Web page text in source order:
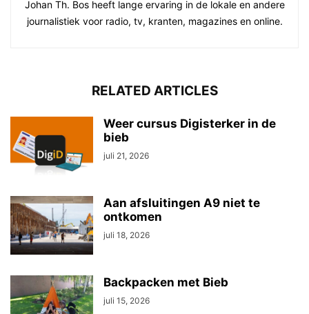
Johan Th. Bos heeft lange ervaring in de lokale en andere
journalistiek voor radio, tv, kranten, magazines en online.
RELATED ARTICLES
Weer cursus Digisterker in de
bieb
juli 21, 2026
Aan afsluitingen A9 niet te
ontkomen
juli 18, 2026
Backpacken met Bieb
juli 15, 2026